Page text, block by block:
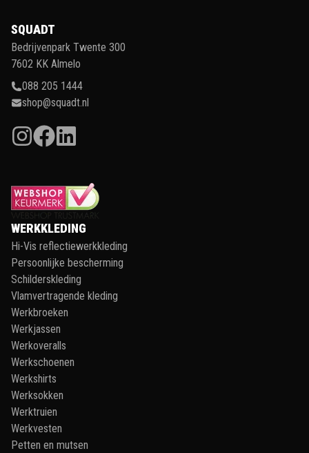
SQUADT
Bedrijvenpark Twente 300
7602 KK Almelo
088 205 1444
shop@squadt.nl
WERKKLEDING
Hi-Vis reflectiewerkkleding
Persoonlijke bescherming
Schilderskleding
Vlamvertragende kleding
Werkbroeken
Werkjassen
Werkoveralls
Werkschoenen
Werkshirts
Werksokken
Werktruien
Werkvesten
Petten en mutsen